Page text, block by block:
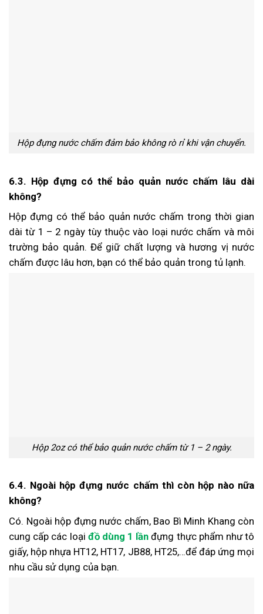
Hộp đựng nước chấm đảm bảo không rò rỉ khi vận chuyển.
6.3. Hộp đựng có thể bảo quản nước chấm lâu dài
không?
Hộp đựng có thể bảo quản nước chấm trong thời gian
dài từ 1 – 2 ngày tùy thuộc vào loại nước chấm và môi
trường bảo quản. Để giữ chất lượng và hương vị nước
chấm được lâu hơn, bạn có thể bảo quản trong tủ lạnh.
Hộp 2oz có thể bảo quản nước chấm từ 1 – 2 ngày.
6.4. Ngoài hộp đựng nước chấm thì còn hộp nào nữa
không?
Có. Ngoài hộp đựng nước chấm, Bao Bì Minh Khang còn
cung cấp các loại đồ dùng 1 lần đựng thực phẩm như tô
giấy, hộp nhựa HT12, HT17, JB88, HT25,…để đáp ứng mọi
nhu cầu sử dụng của bạn.